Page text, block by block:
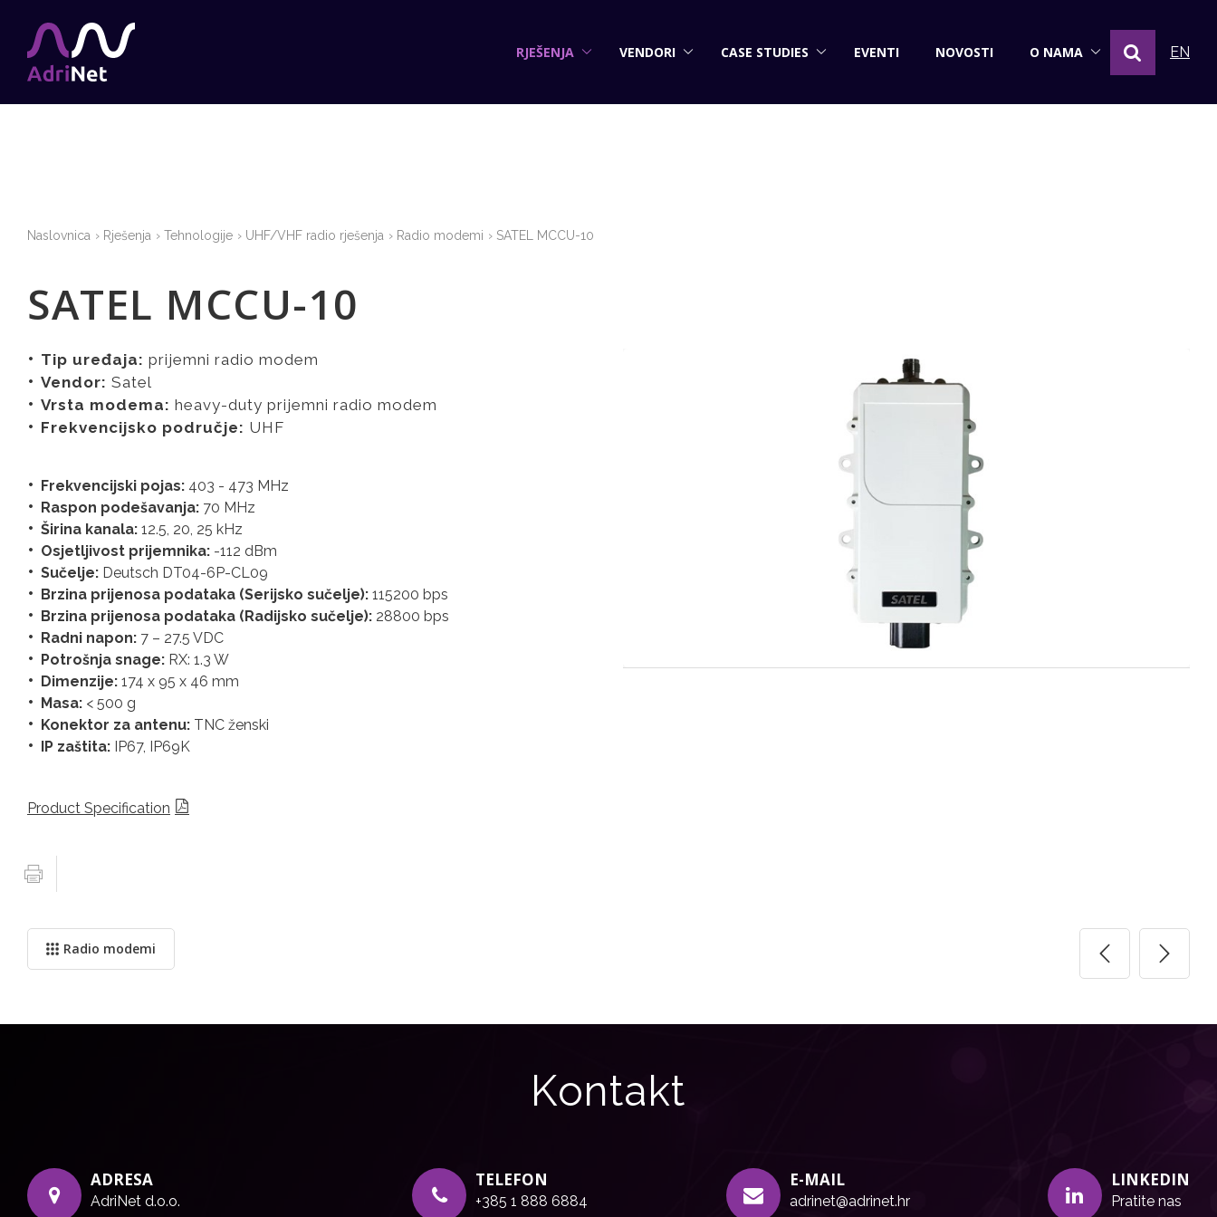
RJEŠENJA VENDORI CASE STUDIES EVENTI NOVOSTI O NAMA EN
Naslovnica Rješenja Tehnologije UHF/VHF radio rješenja Radio modemi SATEL MCCU-10
SATEL MCCU-10
Tip uređaja: prijemni radio modem
Vendor: Satel
Vrsta modema: heavy-duty prijemni radio modem
Frekvencijsko područje: UHF
Frekvencijski pojas: 403 - 473 MHz
Raspon podešavanja: 70 MHz
Širina kanala: 12.5, 20, 25 kHz
Osjetljivost prijemnika: -112 dBm
Sučelje: Deutsch DT04-6P-CL09
Brzina prijenosa podataka (Serijsko sučelje): 115200 bps
Brzina prijenosa podataka (Radijsko sučelje): 28800 bps
Radni napon: 7 – 27.5 VDC
Potrošnja snage: RX: 1.3 W
Dimenzije: 174 x 95 x 46 mm
Masa: < 500 g
Konektor za antenu: TNC ženski
IP zaštita: IP67, IP69K
Product Specification
Radio modemi
Kontakt
ADRESA
AdriNet d.o.o.
TELEFON
+385 1 888 6884
E-MAIL
adrinet@adrinet.hr
LINKEDIN
Pratite nas